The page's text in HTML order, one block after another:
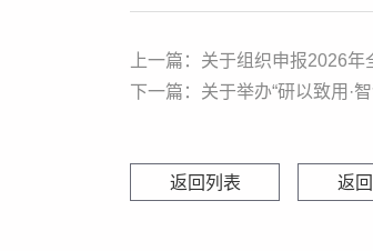
上一篇：关于组织申报2026
下一篇：关于举办“研以致用·
返回列表 返